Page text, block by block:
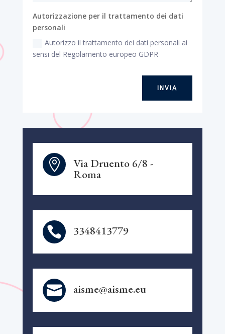
Autorizzazione per il trattamento dei dati
personali
Autorizzo il trattamento dei dati personali ai
sensi del Regolamento europeo GDPR
INVIA
 Via Druento 6/8 -
Roma
 3348413779
 aisme@aisme.eu